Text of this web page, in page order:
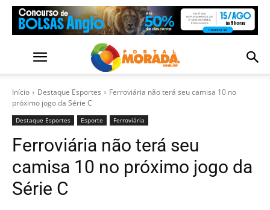
Início Destaque Esportes
Ferroviária não terá seu camisa 10 no
próximo jogo da Série C
Destaque Esportes Esporte Ferroviária
Ferroviária não terá seu
camisa 10 no próximo jogo da
Série C